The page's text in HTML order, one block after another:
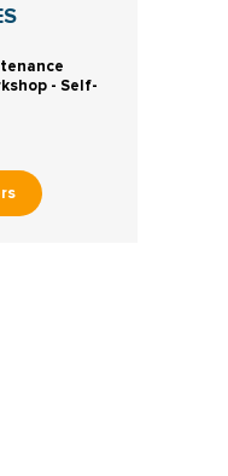
- Self-